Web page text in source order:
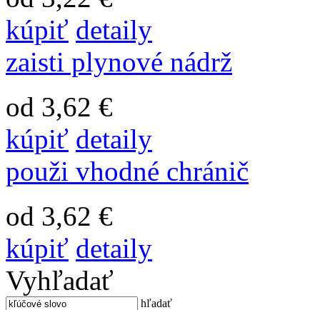
kúpiť detaily
zaisti plynové nádrž
od 3,62 €
kúpiť detaily
použi vhodné chránič
od 3,62 €
kúpiť detaily
Vyhľadať
hľadať